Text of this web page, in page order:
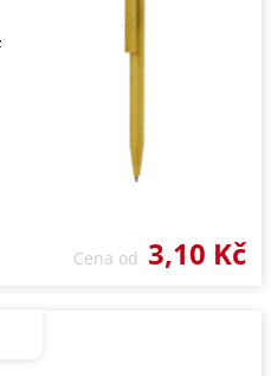
Cena od 3,10 Kč